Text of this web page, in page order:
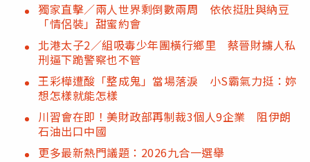
獨家直擊／兩人世界剩倒數兩周 依依挺肚與納豆
「情侶裝」甜蜜約會
北港太子2／組吸毒少年團橫行鄉里 蔡晉財擄人私
刑逼下跪警察也不管
王彩樺遭酸「整成鬼」當場落淚 小S霸氣力挺：妳
想怎樣就能怎樣
川習會在即！美財政部再制裁3個人9企業 阻伊朗
石油出口中國
更多最新熱門議題：2026九合一選舉